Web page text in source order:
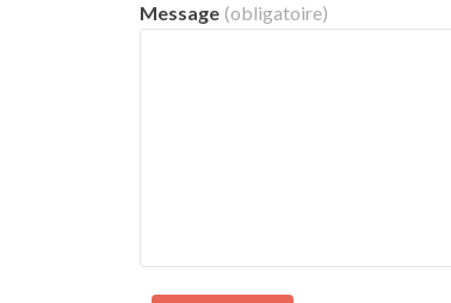
Message (obligatoire)